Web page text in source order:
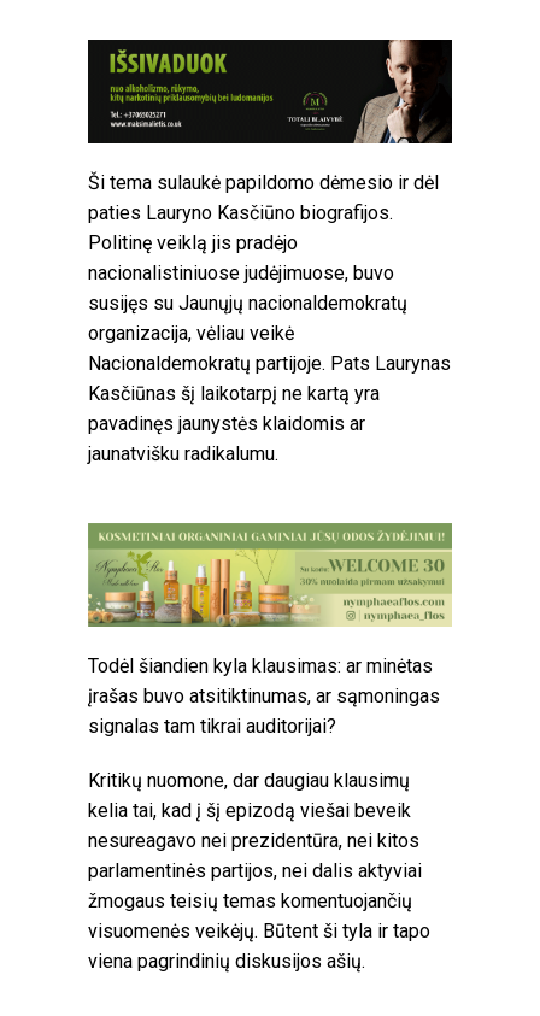
Ši tema sulaukė papildomo dėmesio ir dėl
paties Lauryno Kasčiūno biografijos.
Politinę veiklą jis pradėjo
nacionalistiniuose judėjimuose, buvo
susijęs su Jaunųjų nacionaldemokratų
organizacija, vėliau veikė
Nacionaldemokratų partijoje. Pats Laurynas
Kasčiūnas šį laikotarpį ne kartą yra
pavadinęs jaunystės klaidomis ar
jaunatvišku radikalumu.
Todėl šiandien kyla klausimas: ar minėtas
įrašas buvo atsitiktinumas, ar sąmoningas
signalas tam tikrai auditorijai?
Kritikų nuomone, dar daugiau klausimų
kelia tai, kad į šį epizodą viešai beveik
nesureagavo nei prezidentūra, nei kitos
parlamentinės partijos, nei dalis aktyviai
žmogaus teisių temas komentuojančių
visuomenės veikėjų. Būtent ši tyla ir tapo
viena pagrindinių diskusijos ašių.